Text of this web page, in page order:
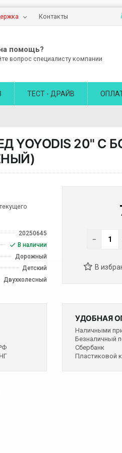
Контакты
помощь?
вопрос специалисту компании
ТЕСТ - ДРАЙВ
YOYODIS 20" С
20250645
В наличии
Дорожный
Детский
Двухколесный
−
УДОБНАЯ
Наличными
Безналичный
Сбербанк
Пластиковой